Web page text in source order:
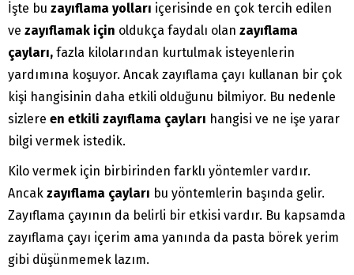
İşte bu zayıflama yolları içerisinde en çok tercih edilen
ve zayıflamak için oldukça faydalı olan zayıflama
çayları, fazla kilolarından kurtulmak isteyenlerin
yardımına koşuyor. Ancak zayıflama çayı kullanan bir çok
kişi hangisinin daha etkili olduğunu bilmiyor. Bu nedenle
sizlere en etkili zayıflama çayları hangisi ve ne işe yarar
bilgi vermek istedik.
Kilo vermek için birbirinden farklı yöntemler vardır.
Ancak zayıflama çayları bu yöntemlerin başında gelir.
Zayıflama çayının da belirli bir etkisi vardır. Bu kapsamda
zayıflama çayı içerim ama yanında da pasta börek yerim
gibi düşünmemek lazım.